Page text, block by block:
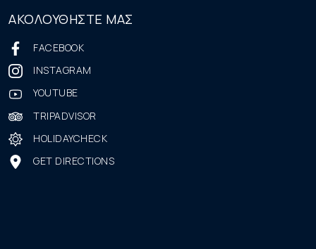
ΑΚΟΛΟΥΘΗΣΤΕ ΜΑΣ
FACEBOOK
INSTAGRAM
YOUTUBE
TRIPADVISOR
HOLIDAYCHECK
GET DIRECTIONS